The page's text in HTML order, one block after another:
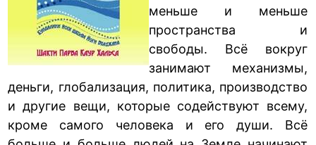
меньше и меньше
пространства и
свободы. Всё вокруг
занимают механизмы,
деньги, глобализация, политика, производство
и другие вещи, которые содействуют всему,
кроме самого человека и его души. Всё